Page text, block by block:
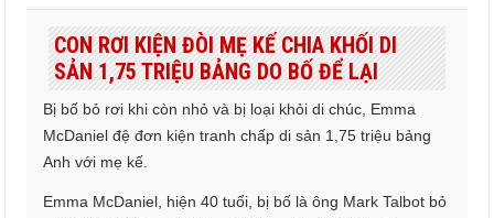
CON RƠI KIỆN ĐÒI MẸ KẾ CHIA KHỐI DI
SẢN 1,75 TRIỆU BẢNG DO BỐ ĐỂ LẠI
Bị bố bỏ rơi khi còn nhỏ và bị loại khỏi di chúc, Emma
McDaniel đệ đơn kiện tranh chấp di sản 1,75 triệu bảng
Anh với mẹ kế.
Emma McDaniel, hiện 40 tuổi, bị bố là ông Mark Talbot bỏ